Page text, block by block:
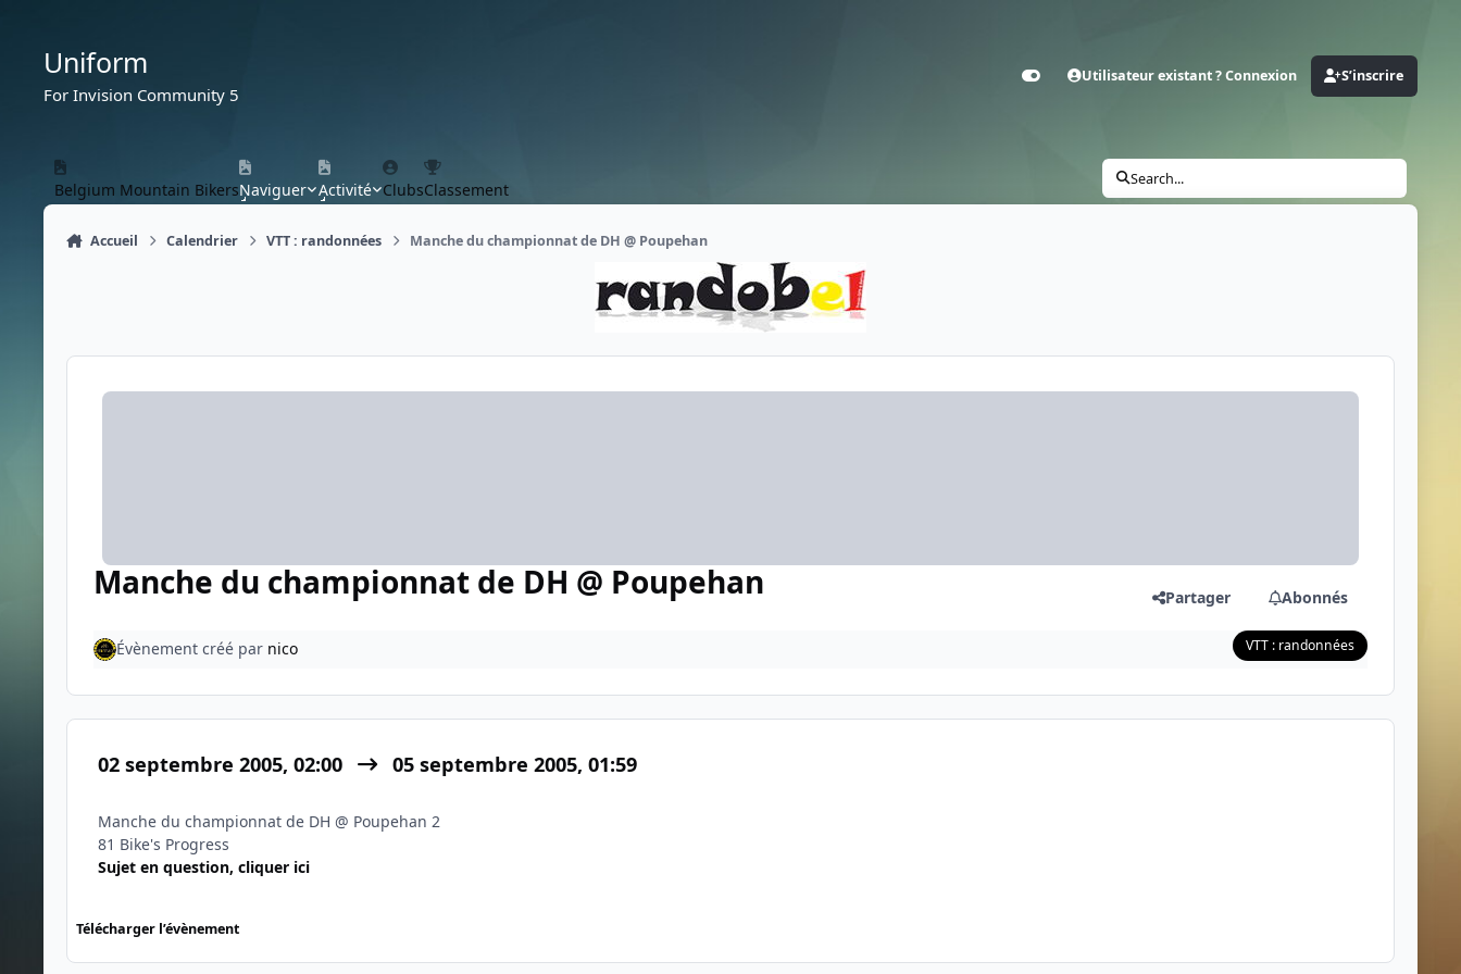
Uniform
For Invision Community 5 CustomizerUtilisateur existant ? Connexion S’inscrire
Belgium Mountain BikersNaviguer Activité ClubsClassement
Search...
Accueil Calendrier VTT : randonnées Manche du championnat de DH @ Poupehan
Manche du championnat de DH @ Poupehan Partager Abonnés
Évènement créé par nico VTT : randonnées
02 septembre 2005, 02:00 05 septembre 2005,01:59
Manche du championnat de DH @ Poupehan 2
81 Bike's Progress
Sujet en question, cliquer ici
Télécharger l’évènement